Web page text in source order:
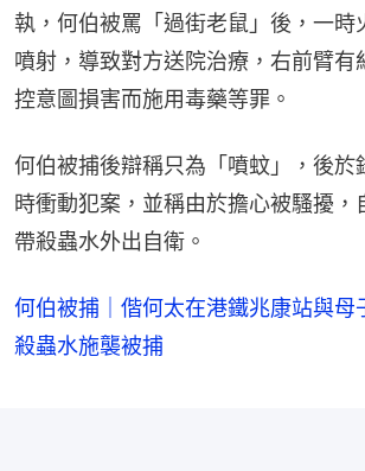
執，何伯被罵「過街老鼠」後，一時
噴射，導致對方送院治療，右前臂有
控意圖損害而施用毒藥等罪。
何伯被捕後辯稱只為「噴蚊」，後於
時衝動犯案，並稱由於擔心被騷擾，
帶殺蟲水外出自衛。
何伯被捕｜偕何太在港鐵兆康站與
殺蟲水施襲被捕